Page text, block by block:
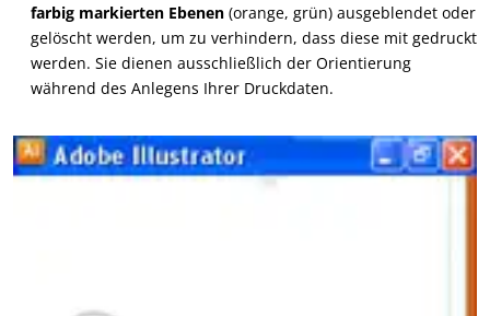
farbig markierten Ebenen (orange, grün) ausgeblendet oder
gelöscht werden, um zu verhindern, dass diese mit gedruckt
werden. Sie dienen ausschließlich der Orientierung
während des Anlegens Ihrer Druckdaten.